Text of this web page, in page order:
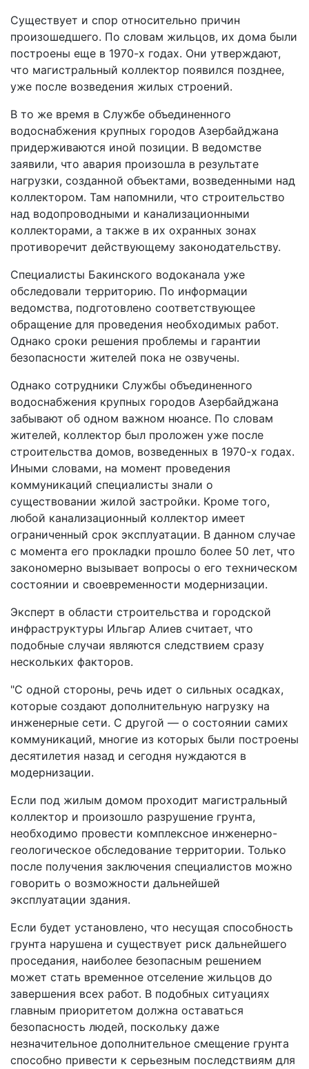
Существует и спор относительно причин
произошедшего. По словам жильцов, их дома были
построены еще в 1970-х годах. Они утверждают,
что магистральный коллектор появился позднее,
уже после возведения жилых строений.
В то же время в Службе объединенного
водоснабжения крупных городов Азербайджана
придерживаются иной позиции. В ведомстве
заявили, что авария произошла в результате
нагрузки, созданной объектами, возведенными над
коллектором. Там напомнили, что строительство
над водопроводными и канализационными
коллекторами, а также в их охранных зонах
противоречит действующему законодательству.
Специалисты Бакинского водоканала уже
обследовали территорию. По информации
ведомства, подготовлено соответствующее
обращение для проведения необходимых работ.
Однако сроки решения проблемы и гарантии
безопасности жителей пока не озвучены.
Однако сотрудники Службы объединенного
водоснабжения крупных городов Азербайджана
забывают об одном важном нюансе. По словам
жителей, коллектор был проложен уже после
строительства домов, возведенных в 1970-х годах.
Иными словами, на момент проведения
коммуникаций специалисты знали о
существовании жилой застройки. Кроме того,
любой канализационный коллектор имеет
ограниченный срок эксплуатации. В данном случае
с момента его прокладки прошло более 50 лет, что
закономерно вызывает вопросы о его техническом
состоянии и своевременности модернизации.
Эксперт в области строительства и городской
инфраструктуры Ильгар Алиев считает, что
подобные случаи являются следствием сразу
нескольких факторов.
"С одной стороны, речь идет о сильных осадках,
которые создают дополнительную нагрузку на
инженерные сети. С другой — о состоянии самих
коммуникаций, многие из которых были построены
десятилетия назад и сегодня нуждаются в
модернизации.
Если под жилым домом проходит магистральный
коллектор и произошло разрушение грунта,
необходимо провести комплексное инженерно-
геологическое обследование территории. Только
после получения заключения специалистов можно
говорить о возможности дальнейшей
эксплуатации здания.
Если будет установлено, что несущая способность
грунта нарушена и существует риск дальнейшего
проседания, наиболее безопасным решением
может стать временное отселение жильцов до
завершения всех работ. В подобных ситуациях
главным приоритетом должна оставаться
безопасность людей, поскольку даже
незначительное дополнительное смещение грунта
способно привести к серьезным последствиям для